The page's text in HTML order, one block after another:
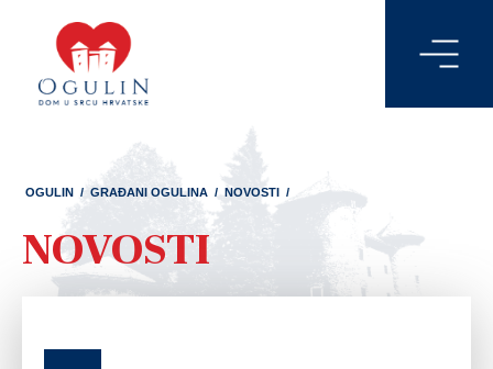
OGULIN / GRAĐANI OGULINA / NOVOSTI /
NOVOSTI